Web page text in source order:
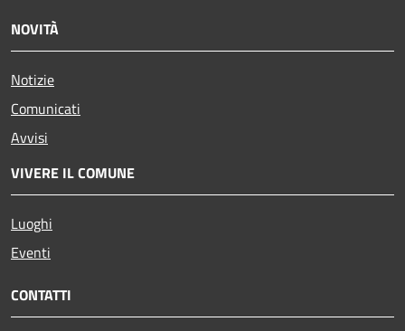
NOVITÀ
Notizie
Comunicati
Avvisi
VIVERE IL COMUNE
Luoghi
Eventi
CONTATTI